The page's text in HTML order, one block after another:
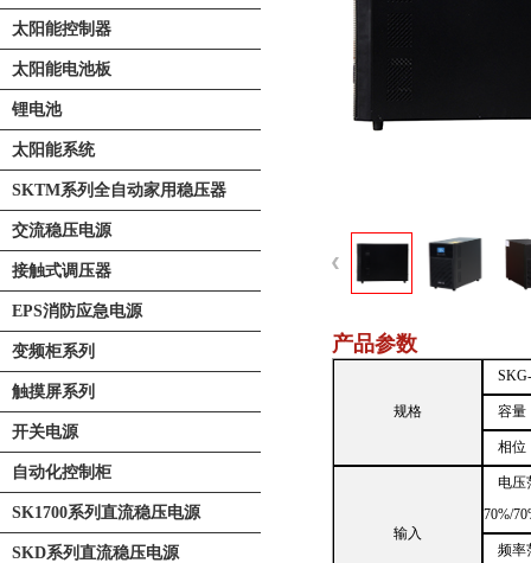
太阳能控制器
太阳能电池板
锂电池
太阳能系统
SKTM系列全自动家用稳压器
交流稳压电源
接触式调压器
EPS消防应急电源
变频柜系列
触摸屏系列
开关电源
自动化控制柜
SK1700系列直流稳压电源
SKD系列直流稳压电源
产品参数
规格 容量
相
输入
电压
70%/
频率